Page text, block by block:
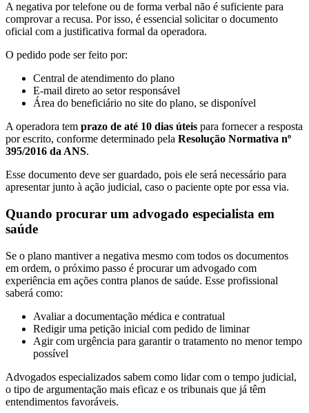
A negativa por telefone ou de forma verbal não é suficiente para
comprovar a recusa. Por isso, é essencial solicitar o documento
oficial com a justificativa formal da operadora.
O pedido pode ser feito por:
Central de atendimento do plano
E-mail direto ao setor responsável
Área do beneficiário no site do plano, se disponível
A operadora tem prazo de até 10 dias úteis para fornecer a resposta
por escrito, conforme determinado pela Resolução Normativa nº
395/2016 da ANS.
Esse documento deve ser guardado, pois ele será necessário para
apresentar junto à ação judicial, caso o paciente opte por essa via.
Quando procurar um advogado especialista em
saúde
Se o plano mantiver a negativa mesmo com todos os documentos
em ordem, o próximo passo é procurar um advogado com
experiência em ações contra planos de saúde. Esse profissional
saberá como:
Avaliar a documentação médica e contratual
Redigir uma petição inicial com pedido de liminar
Agir com urgência para garantir o tratamento no menor tempo
possível
Advogados especializados sabem como lidar com o tempo judicial,
o tipo de argumentação mais eficaz e os tribunais que já têm
entendimentos favoráveis.